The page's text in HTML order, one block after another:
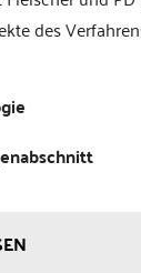
des